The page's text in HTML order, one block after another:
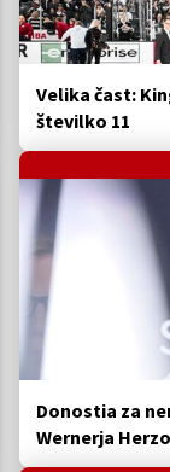
Velika čast:
številko 11
Donostia za
Wernerja